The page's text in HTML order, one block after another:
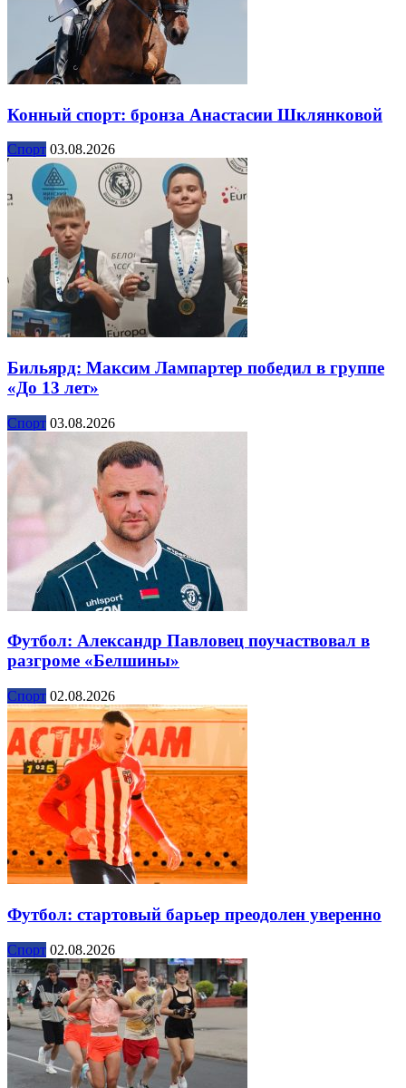
Конный спорт: бронза Анастасии Шклянковой
Спорт 03.08.2026
Бильярд: Максим Лампартер победил в группе
«До 13 лет»
Спорт 03.08.2026
Футбол: Александр Павловец поучаствовал в
разгроме «Белшины»
Спорт 02.08.2026
Футбол: стартовый барьер преодолен уверенно
Спорт 02.08.2026